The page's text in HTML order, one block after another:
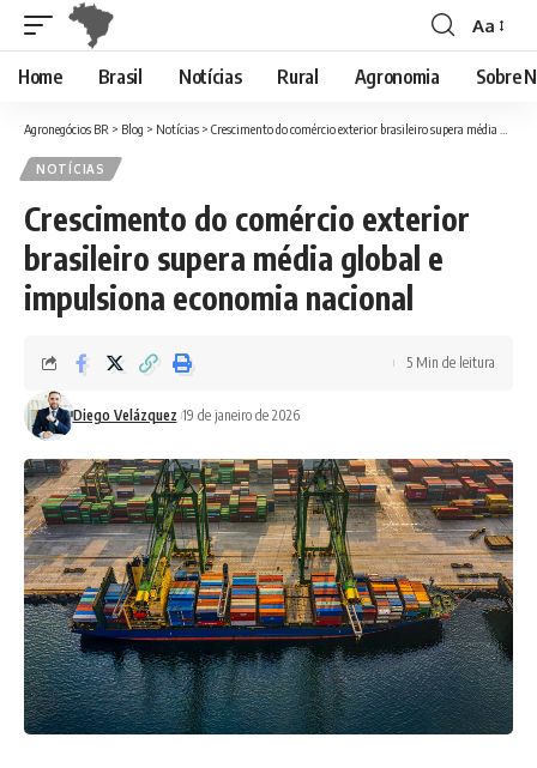
Font
Resizer
Aa
Home Brasil Notícias Rural Agronomia Sobre
Agronegócios BR > Blog > Notícias > Crescimento do comércio exterior brasileiro supera média global e impulsiona economia nacional
NOTÍCIAS
Crescimento do comércio exterior
brasileiro supera média global e
impulsiona economia nacional
Diego Velázquez 19 de janeiro de 2026
5 Min de leitura